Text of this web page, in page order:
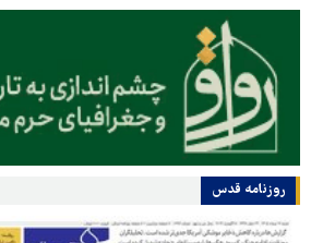
روزنامه قدس